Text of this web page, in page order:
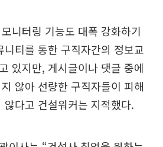
니터링 기능도 대폭 강화하기
티를 통한 구직자간의 정보교
있지만, 게시글이나 댓글 중에
않아 선량한 구직자들이 피해
다고 건설워커는 지적했다.